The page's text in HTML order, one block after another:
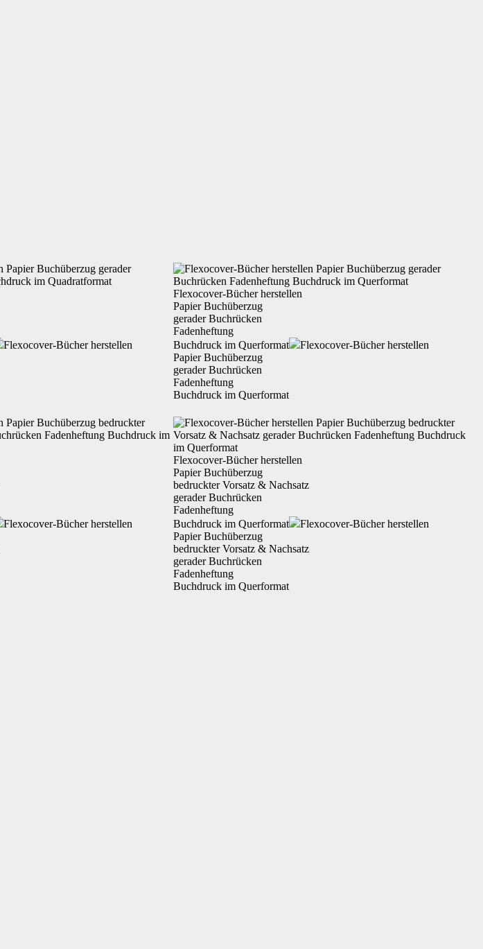
Flexocover-Bücher herstellen
Flexocover-Bücher herstellen
PapierBuchüberzug
geraderBuchrücken
Fadenheftung
Buchdruck im Querformat
Flexocover-Bücher herstellen
Papier Buchüberzug
gerader Buchrücken
Fadenheftung
Buchdruck im Querformat
Flexocover-Bücher herstellen
Flexocover-Bücher herstellen
PapierBuchüberzug
bedruckter Vorsatz & Nachsatz
geraderBuchrücken
Fadenheftung
Buchdruck im Querformat
Flexocover-Bücher herstellen
Papier Buchüberzug
bedruckter Vorsatz & Nachsatz
gerader Buchrücken
Fadenheftung
Buchdruck im Querformat